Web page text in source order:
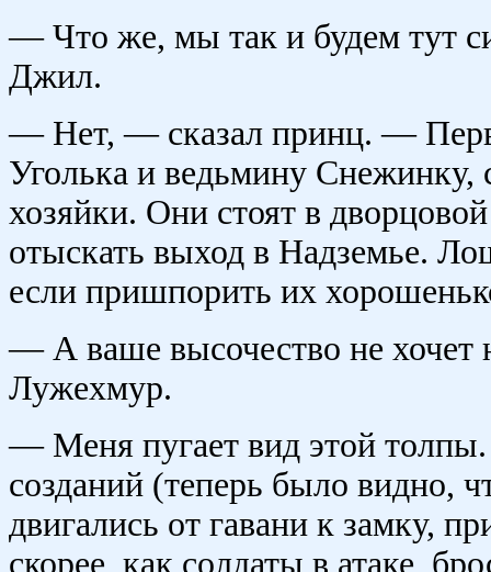
— Что же, мы так и будем тут
Джил.
— Нет, — сказал принц. —
Уголька и ведьмину Снежинку,
хозяйки. Они стоят в
отыскать выход в Надземье.
если пришпорить их
— А ваше высочество не хочет
Лужехмур.
— Меня пугает вид этой
созданий (теперь было видно,
двигались от гавани к замку,
скорее, как солдаты в атаке,